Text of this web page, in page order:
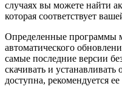
случаях вы можете найти
которая соответствует
Определенные программы
автоматического
самые последние версии
скачивать и
доступна, рекомендуется ее